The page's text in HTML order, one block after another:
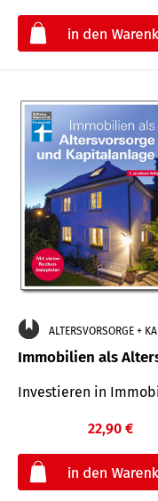
ALTERSVORSORGE +
Immobilien als
Investieren in
22,90 €